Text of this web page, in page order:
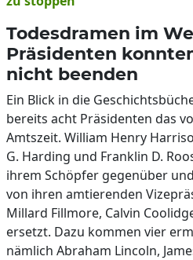
Todesdramen im
Präsidenten
nicht beenden
Ein Blick in die
bereits acht Präsidenten das
Amtszeit. William Henry
G. Harding und Franklin D.
ihrem Schöpfer gegenüber
von ihren amtierenden
Millard Fillmore, Calvin
ersetzt. Dazu kommen vier
nämlich Abraham Lincoln,